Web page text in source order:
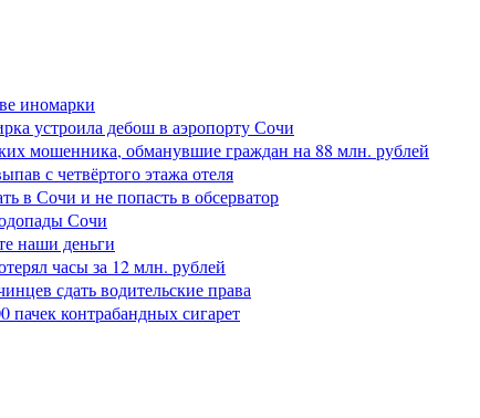
иномарки
устроила дебош в аэропорту Сочи
мошенника, обманувшие граждан на 88 млн. рублей
с четвёртого этажа отеля
в Сочи и не попасть в обсерватор
Сочи
наши деньги
часы за 12 млн. рублей
сдать водительские права
пачек контрабандных сигарет